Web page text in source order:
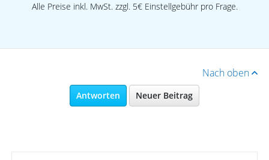
Alle Preise inkl. MwSt. zzgl. 5€ Einstellgebühr pro Frage.
Nach oben
Antworten Neuer Beitrag